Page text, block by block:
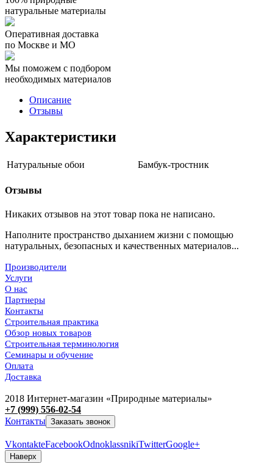
натуральные материалы
Оперативная доставка
по Москве и МО
Мы поможем с подбором
необходимых материалов
Описание
Отзывы
Характеристики
Натуральные обои Бамбук-тростник
Отзывы
Никаких отзывов на этот товар пока не написано.
Наполните пространство дыханием жизни с помощью
натуральных, безопасных и качественных материалов...
Производители
Услуги
О нас
Партнеры
Контакты
Строительная практика
Обзор новых товаров
Строительная терминология
Семинары и обучение
Оплата
Доставка
2018 Интернет-магазин «Природные материалы»
+7 (999) 556-02-54
Контакты Заказать звонок
VkontakteFacebookOdnoklassnikiTwitterGoogle+
Наверх